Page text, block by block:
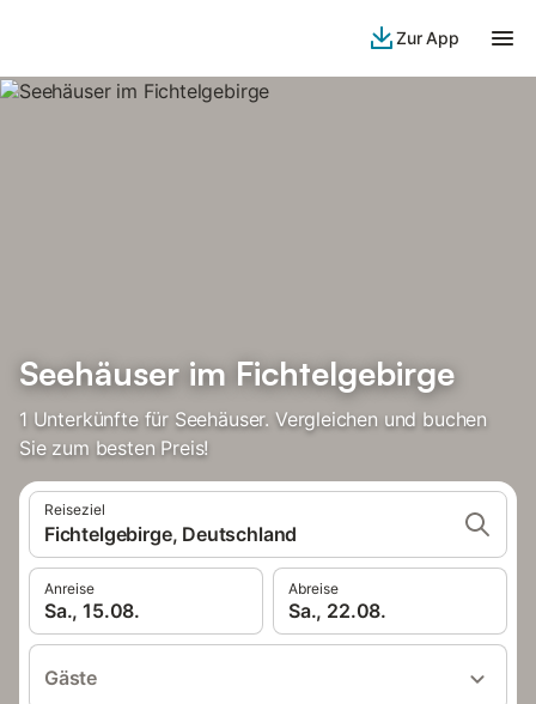
Zur App
Seehäuser im Fichtelgebirge
1 Unterkünfte für Seehäuser. Vergleichen und buchen
Sie zum besten Preis!
Reiseziel
Fichtelgebirge, Deutschland
Anreise
Sa., 15.08.
Abreise
Sa., 22.08.
Gäste